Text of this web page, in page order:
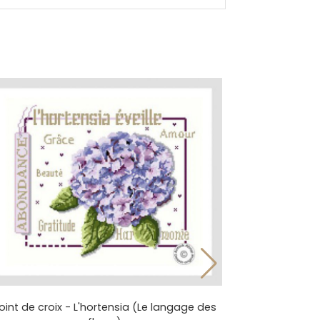
de croix - L'hortensia (Le langage des